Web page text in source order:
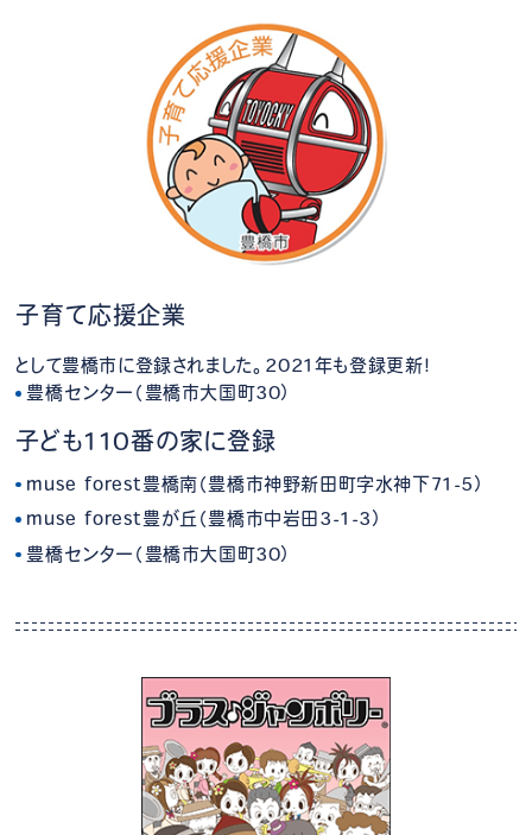
子育て応援企業
として豊橋市に登録されました。2021年も登録更新！
豊橋センター（豊橋市大国町30）
子ども110番の家に登録
muse forest豊橋南（豊橋市神野新田町字水神下71-5）
muse forest豊が丘（豊橋市中岩田3-1-3）
豊橋センター（豊橋市大国町30）